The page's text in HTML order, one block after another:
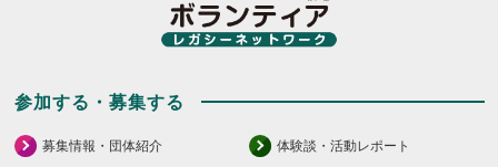
参加する・募集する
募集情報・団体紹介 体験談・活動レポート